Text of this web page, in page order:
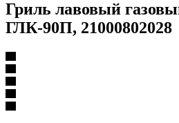
Гриль лавовый
ГЛК-90П, 21000802028